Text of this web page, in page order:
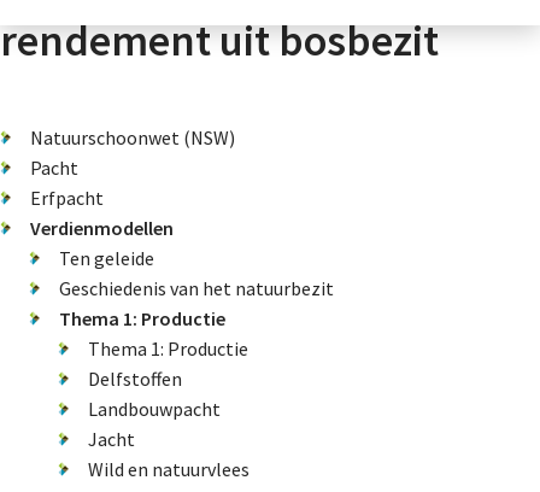
rendement uit bosbezit
Natuurschoonwet (NSW)
Pacht
Erfpacht
Verdienmodellen
Ten geleide
Geschiedenis van het natuurbezit
Thema 1: Productie
Thema 1: Productie
Delfstoffen
Landbouwpacht
Jacht
Wild en natuurvlees